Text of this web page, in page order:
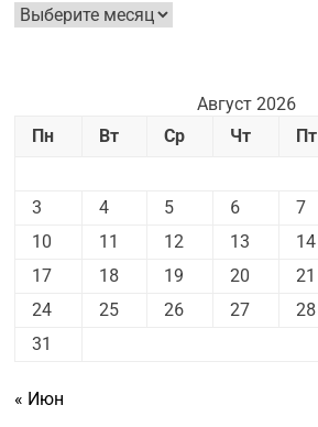
Архив
новостей
Август 2026
Пн
Вт Ср Чт Пт
3
4 5 6 7
10
11 12 13 14
17
18 19 20 21
24
25 26 27 28
31
« Июн